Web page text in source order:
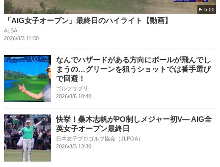
5:00
「AIG女子オープン」最終日のハイライト【動画】
ALBA
2026/8/3 11:30
なんでハザードがある方向にボールが飛んでし
まうの…グリーンを狙うショットでは番手選び
で回避！
ゴルフサプリ
2026/8/6 18:40
快挙！桑木志帆がPO制しメジャー初V― AIG全
英女子オープン最終日
日本女子プロゴルフ協会（JLPGA）
2026/8/3 13:30